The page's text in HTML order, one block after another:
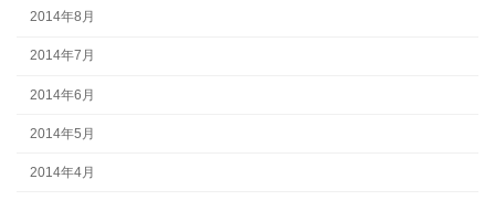
2014年8月
2014年7月
2014年6月
2014年5月
2014年4月